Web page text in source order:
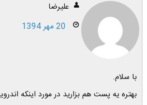
علیرضا
20 مهر 1394
با سلام.